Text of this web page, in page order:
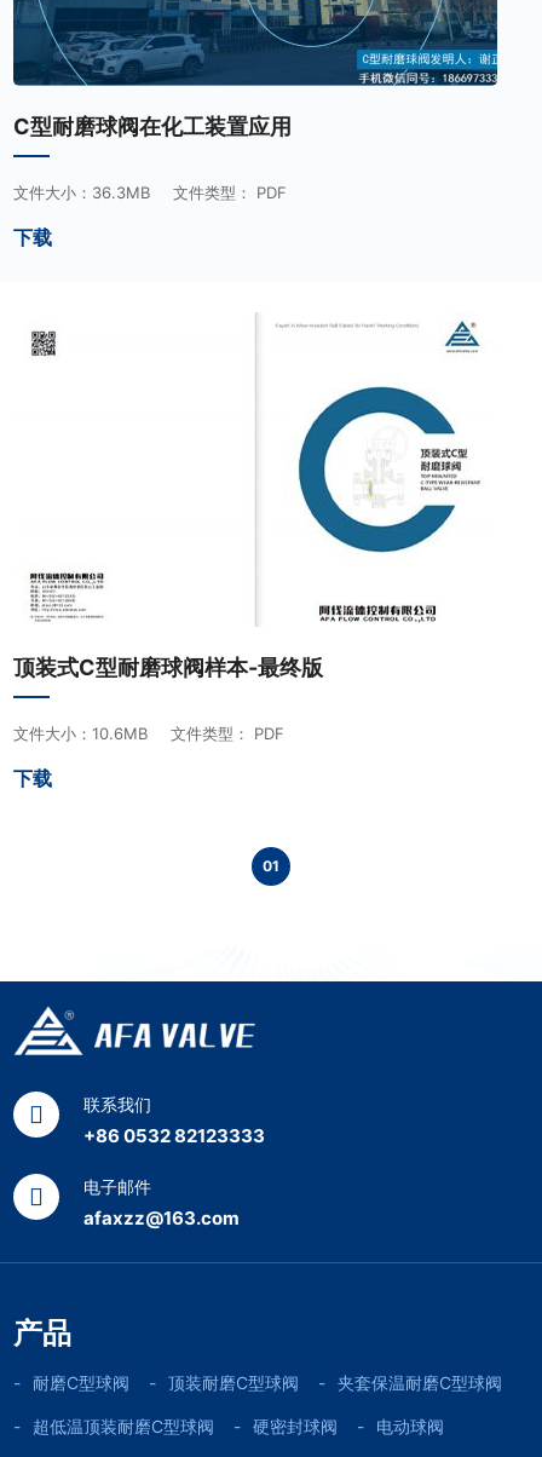
C型耐磨球阀在化工装置应用
文件大小：36.3MB 文件类型： PDF
下载
顶装式C型耐磨球阀样本-最终版
文件大小：10.6MB 文件类型： PDF
下载
01
联系我们
+86 0532 82123333
电子邮件
afaxzz@163.com
产品
耐磨C型球阀 顶装耐磨C型球阀 夹套保温耐磨C型球阀
超低温顶装耐磨C型球阀 硬密封球阀 电动球阀